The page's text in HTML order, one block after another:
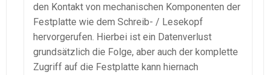
den Kontakt von mechanischen Komponenten der
Festplatte wie dem Schreib- / Lesekopf
hervorgerufen. Hierbei ist ein Datenverlust
grundsätzlich die Folge, aber auch der komplette
Zugriff auf die Festplatte kann hiernach